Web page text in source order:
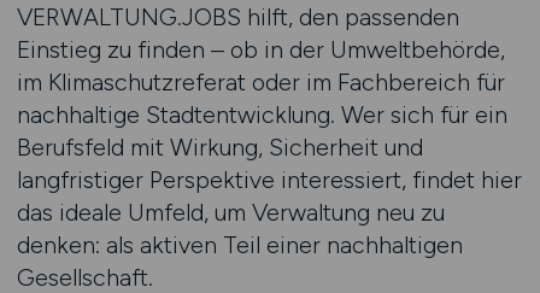
VERWALTUNG.JOBS hilft, den passenden
Einstieg zu finden – ob in der Umweltbehörde,
im Klimaschutzreferat oder im Fachbereich für
nachhaltige Stadtentwicklung. Wer sich für ein
Berufsfeld mit Wirkung, Sicherheit und
langfristiger Perspektive interessiert, findet hier
das ideale Umfeld, um Verwaltung neu zu
denken: als aktiven Teil einer nachhaltigen
Gesellschaft.